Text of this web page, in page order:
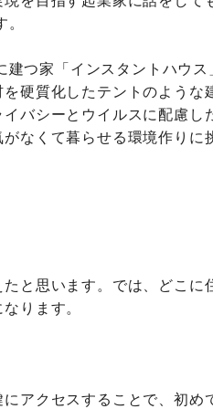
つ家「インスタントハウス
硬質化したテントのような
バシーとウイルスに配慮し
なくて暮らせる環境作りに
と思います。では、どこに
ります。
アクセスすることで、初め